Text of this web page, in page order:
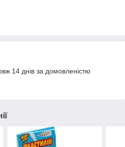
14 днів за домовленістю